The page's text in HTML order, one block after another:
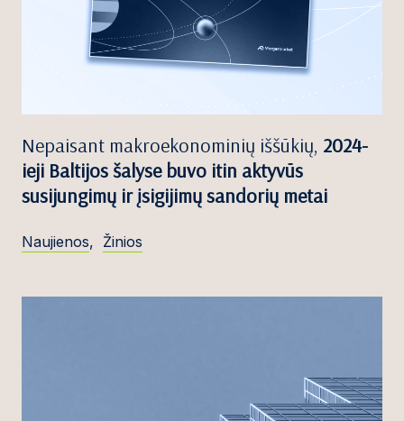
Nepaisant makroekonominių iššūkių, 2024-
ieji Baltijos šalyse buvo itin aktyvūs
susijungimų ir įsigijimų sandorių metai
Naujienos, Žinios